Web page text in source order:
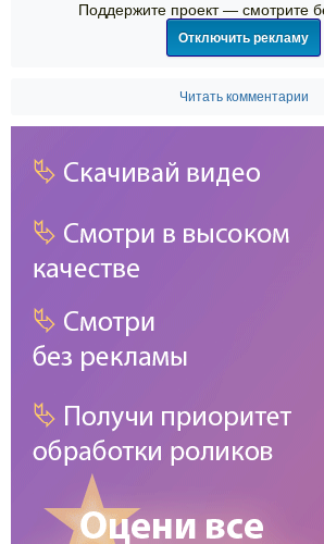
Поддержите проект — смотрите
Отключить рекламу
Читать комментарии